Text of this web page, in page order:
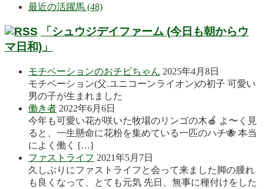
最近の活躍馬 (48)
「シュウジデイファーム (今日も朝からウ
マ日和)」
モチベーションのおチビちゃん 2025年4月8日
モチベーション(父.ユニコーンライオン)の初子 可愛い
男の子が生まれました
働き者 2022年6月6日
今年も可愛い花が咲いた牧場のリンゴの木🍎 よ〜く見
ると、一生懸命に花粉を集めている一匹のハチ🐝 本当
によく働く […]
ファストライフ 2021年5月7日
久しぶりにファストライフと会って来ました脚の腫れ
も良くなって、とても元気 先日、無事に種付けをした